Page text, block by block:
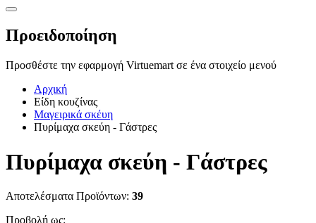
Προειδοποίηση
Προσθέστε την εφαρμογή Virtuemart σε ένα στοιχείο μενού
Αρχική
Είδη κουζίνας
Μαγειρικά σκέυη
Πυρίμαχα σκεύη - Γάστρες
Πυρίμαχα σκεύη - Γάστρες
Αποτελέσματα Προϊόντων: 39
Προβολή ως: